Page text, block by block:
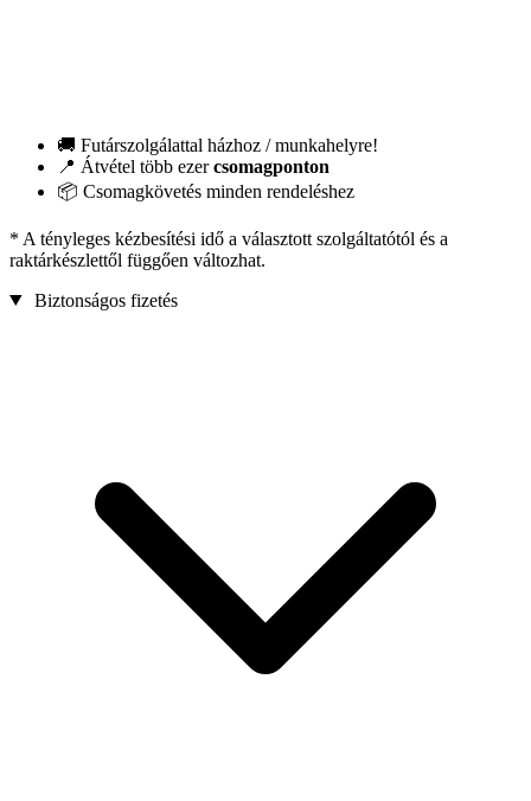
🚚 Futárszolgálattal házhoz / munkahelyre!
📍 Átvétel több ezercsomagponton
📦 Csomagkövetés minden rendeléshez
* A tényleges kézbesítési idő a választott szolgáltatótól és a
raktárkészlettől függően változhat.
Biztonságos fizetés